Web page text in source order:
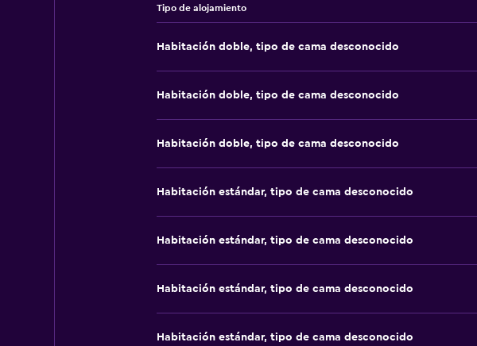
Tipo de alojamiento
Habitación doble, tipo de cama desconocido
Habitación doble, tipo de cama desconocido
Habitación doble, tipo de cama desconocido
Habitación estándar, tipo de cama desconocido
Habitación estándar, tipo de cama desconocido
Habitación estándar, tipo de cama desconocido
Habitación estándar, tipo de cama desconocido